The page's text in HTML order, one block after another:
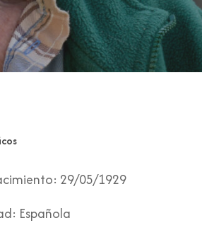
29/05/1929
Española